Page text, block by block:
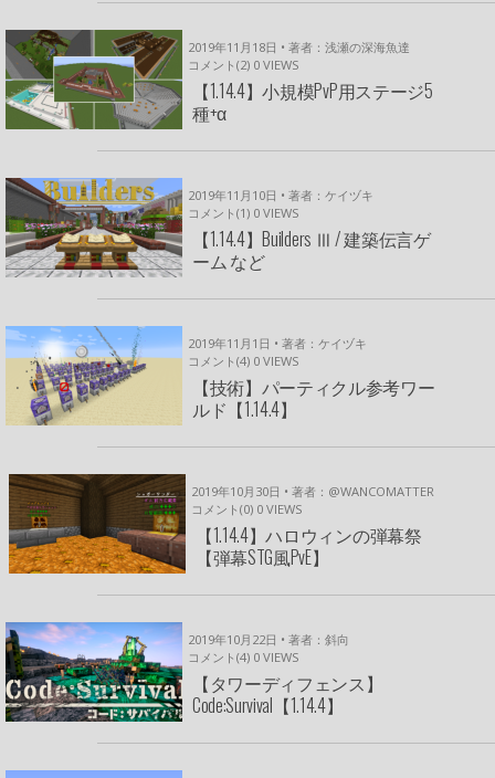
2019年11月18日 • 著者：浅瀬の深海魚達
コメント(2) 0 VIEWS
【1.14.4】小規模PvP用ステージ5
種+α
2019年11月10日 • 著者：ケイヅキ
コメント(1) 0 VIEWS
【1.14.4】Builders Ⅲ / 建築伝言ゲ
ーム など
2019年11月1日 • 著者：ケイヅキ
コメント(4) 0 VIEWS
【技術】パーティクル参考ワー
ルド【1.14.4】
2019年10月30日 • 著者：@WANCOMATTER
コメント(0) 0 VIEWS
【1.14.4】ハロウィンの弾幕祭
【弾幕STG風PvE】
2019年10月22日 • 著者：斜向
コメント(4) 0 VIEWS
【タワーディフェンス】
Code:Survival【1.14.4】